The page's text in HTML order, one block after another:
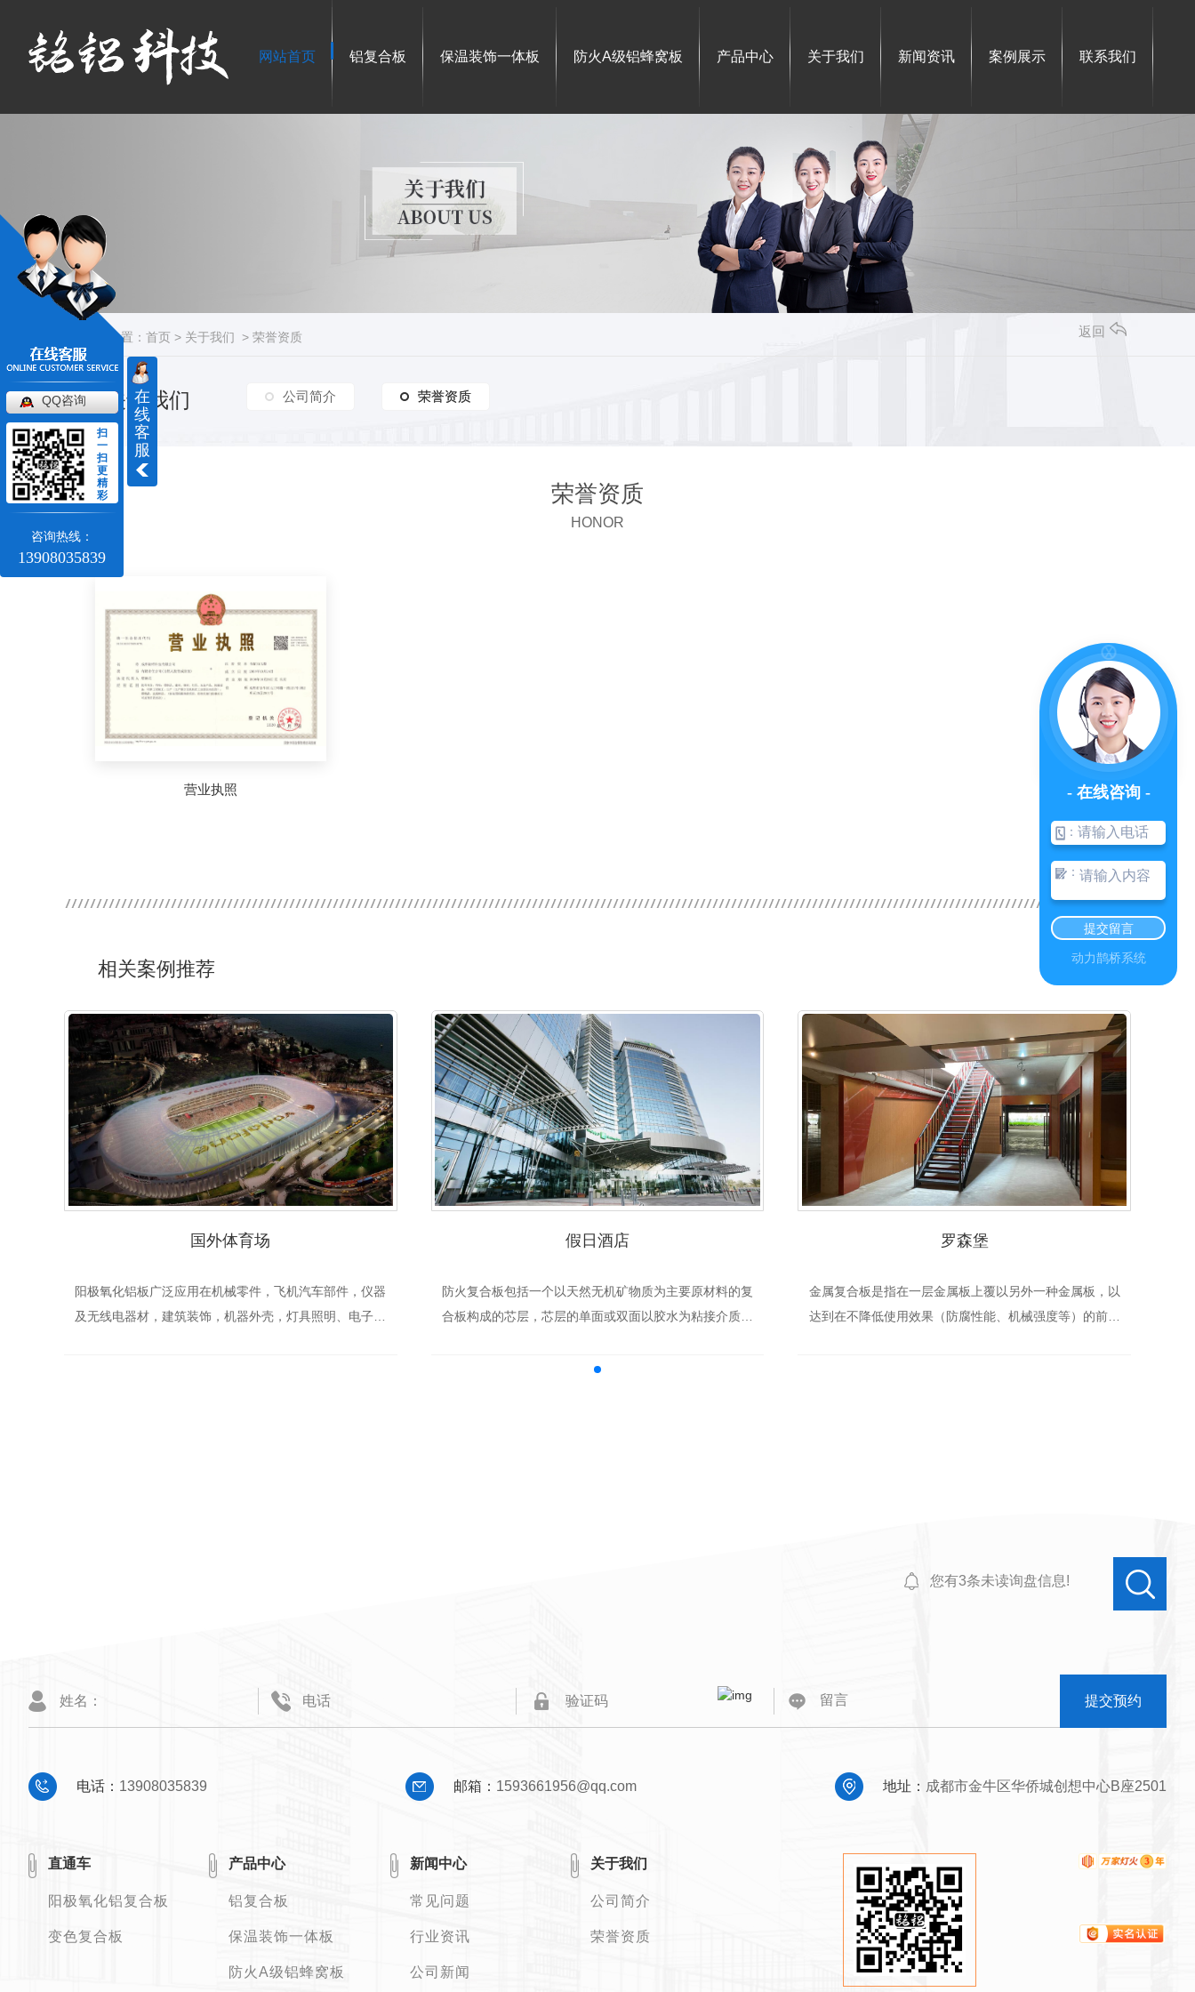
网站首页 铝复合板 保温装饰一体板 防火A级铝蜂窝板 产品中心 关于我们 新闻资讯 案例展示 联系我们
当前位置： 首页 > 关于我们 > 荣誉资质 返回
关于我们 公司简介 荣誉资质
荣誉资质
荣誉资质
HONOR
营业执照
相关案例推荐 MORE+
国外体育场
阳极氧化铝板广泛应用在机械零件，飞机汽车部件，仪器
及无线电器材，建筑装饰，机器外壳，灯具照明、电子消
假日酒店
防火复合板包括一个以天然无机矿物质为主要原材料的复
合板构成的芯层，芯层的单面或双面以胶水为粘接介质复
罗森堡
金属复合板是指在一层金属板上覆以另外一种金属板，以
达到在不降低使用效果（防腐性能、机械强度等）的前提
您有3条未读询盘信息!
提交预约
电话： 13908035839 邮箱： 1593661956@qq.com 地址： 成都市金牛区华侨城创想中心B座2501
直通车
阳极氧化铝复合板
变色复合板
产品中心
铝复合板
保温装饰一体板
防火A级铝蜂窝板
新闻中心
常见问题
行业资讯
公司新闻
关于我们
公司简介
荣誉资质
在
线
客
服
QQ咨询
扫
一
扫
更
精
彩
咨询热线：
13908035839
- 在线咨询 -
：
：
提交留言
动力鹊桥系统